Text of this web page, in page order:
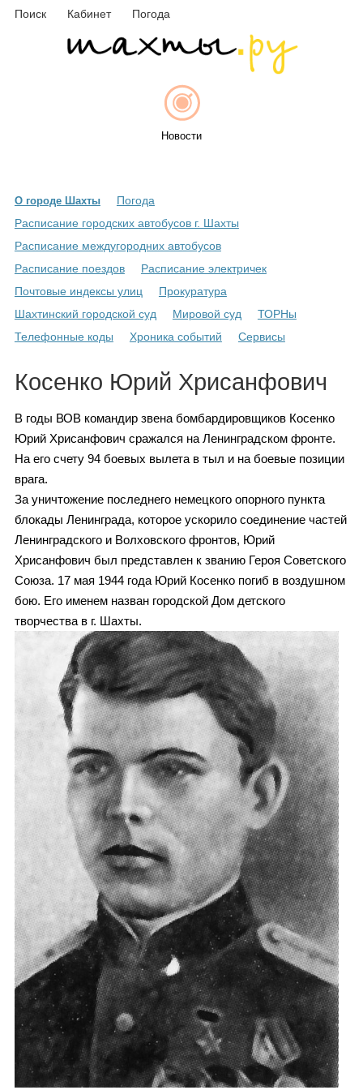
Поиск Кабинет Погода
Новости
Объявления
Инфо
Гороскоп
Карты
Фотогалерея
О городе Шахты
Погода
Расписание городских автобусов г. Шахты
Расписание междугородних автобусов
Расписание поездов
Расписание электричек
Почтовые индексы улиц
Прокуратура
Шахтинский городской суд
Мировой суд
ТОРНы
Телефонные коды
Хроника событий Сервисы
Косенко Юрий Хрисанфович
В годы ВОВ командир звена бомбардировщиков Косенко
Юрий Хрисанфович сражался на Ленинградском фронте.
На его счету 94 боевых вылета в тыл и на боевые позиции
врага.
За уничтожение последнего немецкого опорного пункта
блокады Ленинграда, которое ускорило соединение частей
Ленинградского и Волховского фронтов, Юрий
Хрисанфович был представлен к званию Героя Советского
Союза. 17 мая 1944 года Юрий Косенко погиб в воздушном
бою. Его именем назван городской Дом детского
творчества в г. Шахты.